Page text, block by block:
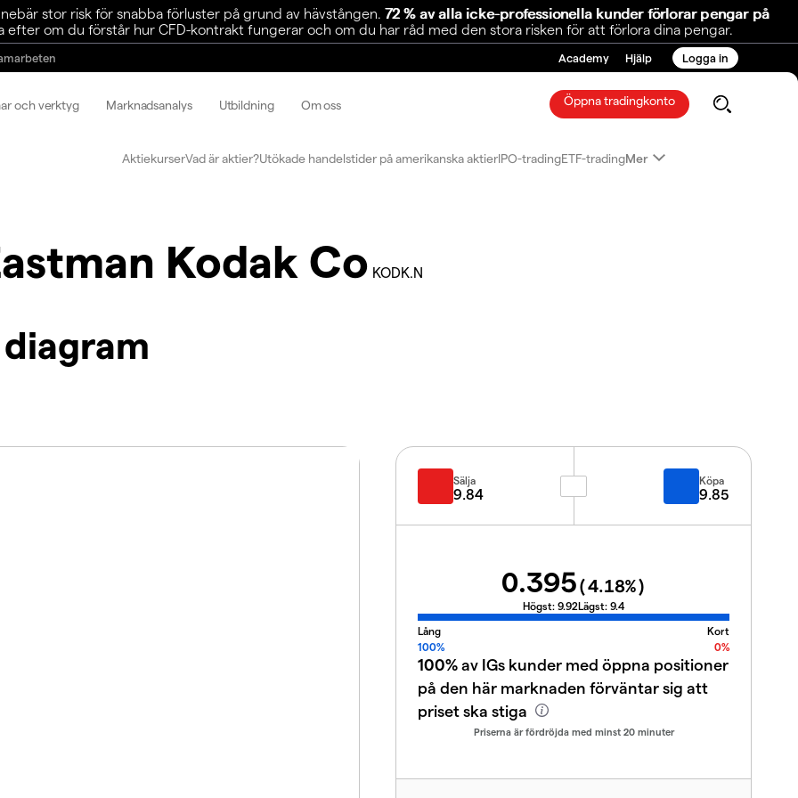
stor risk för snabba förluster på grund av hävstången. 72 % av alla icke-professionella kunder förlorar pengar på
efter om du förstår hur CFD-kontrakt fungerar och om du har råd med den stora risken för att förlora dina pengar.
Academy Hjälp Logga in
och verktyg Marknadsanalys Utbildning Om oss Öppna tradingkonto
AktiekurserVad är aktier?Utökade handelstider på amerikanska aktierIPO-tradingETF-tradingMer
Kodak Co KODK.N
Sälja
9.84
Köpa
9.85
0.395(4.18%)
Högst: 9.92Lägst: 9.4
Lång
Kort
100%
0%
100%av IGs kunder med öppna positioner
på den här marknaden förväntar sig att
priset ska stiga
Priserna är fördröjda med minst 20 minuter